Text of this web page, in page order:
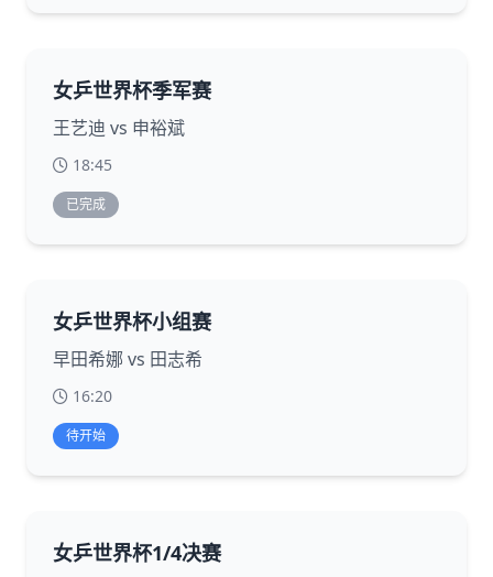
女乒世界杯季军赛
王艺迪 vs 申裕斌
18:45
已完成
女乒世界杯小组赛
早田希娜 vs 田志希
16:20
待开始
女乒世界杯1/4决赛